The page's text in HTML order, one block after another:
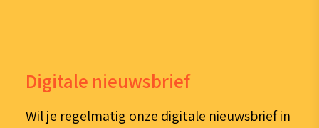
Digitale nieuwsbrief
Wil je regelmatig onze digitale nieuwsbrief in